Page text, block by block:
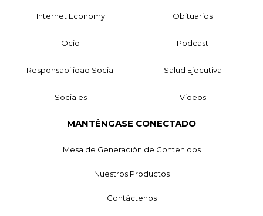
Internet Economy Obituarios
Ocio Podcast
Responsabilidad Social Salud Ejecutiva
Sociales Videos
MANTÉNGASE CONECTADO
Mesa de Generación de Contenidos
Nuestros Productos
Contáctenos